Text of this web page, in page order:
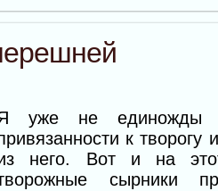
уже не единожды
к
него. Вот и на
сырники